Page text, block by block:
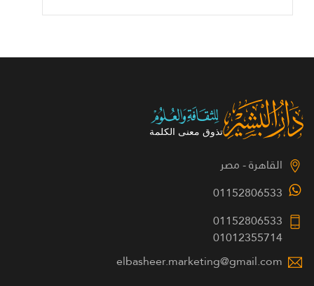
القاهرة - مصر
01152806533
01152806533
01012355714
elbasheer.marketing@gmail.com